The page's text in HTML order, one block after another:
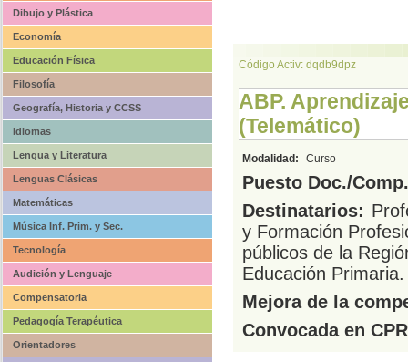
Dibujo y Plástica
Economía
Educación Física
Filosofía
Geografía, Historia y CCSS
Idiomas
Lengua y Literatura
Lenguas Clásicas
Matemáticas
Música Inf. Prim. y Sec.
Tecnología
Audición y Lenguaje
Compensatoria
Pedagogía Terapéutica
Orientadores
Código Activ: dqdb9dpz
ABP.
(Telemático)
Modalidad: Curso
Puesto Doc./
Destinatarios:
y Formación
públicos de la
Educación Primaria.
Mejora de la
Convocada en